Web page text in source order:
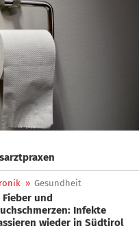
» Gesundheit
Infekte
wieder in Südtirol